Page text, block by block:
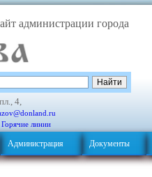
администрации города
4,
Горячие линии
Администрация Документы